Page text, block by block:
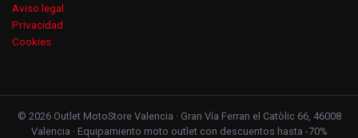
Aviso legal
Privacidad
Cookies
© 2026 Outlet MotoStore Valencia · Gran Vía Ferran el Catòlic 66, 46008
Valencia · Equipamiento moto outlet con descuentos hasta -70%